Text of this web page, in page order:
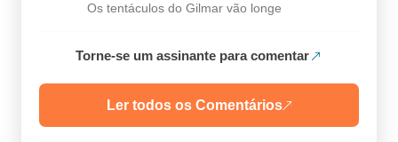
Os tentáculos do Gilmar vão longe
Torne-se um assinante para comentar
Ler todos os Comentários